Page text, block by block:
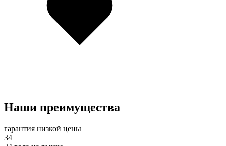
Наши преимущества
гарантия низкой цены
34